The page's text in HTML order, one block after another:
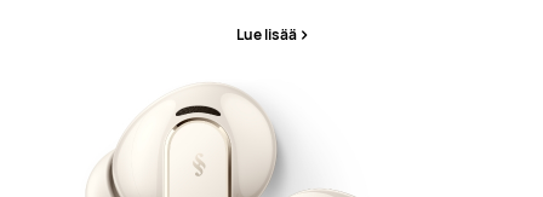
Lue lisää